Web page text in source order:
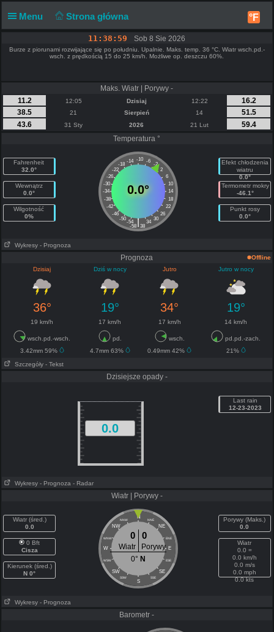
Menu Strona główna °F
11:38:59 Sob 8 Sie 2026
Burze z piorunami rozwijające się po południu. Upalnie. Maks. temp. 36 °C. Wiatr wsch.pd.-
wsch. z prędkością 15 do 25 km/h. Możliwe op. deszczu 60%.
Maks. Wiatr | Porywy -
11.2
12:05 Dzisiaj 12:22
16.2
38.5
21 Sierpień 14
51.5
43.6
31 Sty 2026 21 Lut
59.4
Temperatura °
Fahrenheit
32.0°
Wewnątrz
0.0°
Wilgotność
0%
-10
-14 -6
-18
-2
-22
2
-26
6
-30
10
-34
14
-38
18
-42
22
-46
26
-50
30
-54 34
|
-58 38
0.0°
Efekt chłodzenia
wiatru
0.0°
Termometr mokry
-46.1°
Punkt rosy
0.0°
Wykresy - Prognoza
Prognoza
Offline
Dzisiaj
Dziś w nocy Jutro Jutro w nocy
36° 19° 34° 19°
19 km/h 17 km/h 17 km/h 14 km/h
wsch.pd.-wsch. pd. wsch.
pd.pd.-zach.
3.42mm 59%
4.7mm 63% 0.49mm 42%
21%
Szczegóły - Tekst
Dzisiejsze opady -
0.0
Last rain
12-23-2023
Wykresy - Prognoza - Radar
Wiatr | Porywy -
Wiatr (śred.)
0.0
0 Bft
Cisza
Kierunek (śred.)
N 0°
N
NNW NNE
NW NE
WNW ENE
W E
WSW ESE
SW SE
SSW SSE
S
0 0
Wiatr
Porywy
0° N
Porywy (Maks.)
0.0
Wiatr
0.0 =
0.0 km/h
0.0 m/s
0.0 mph
0.0 kts
Wykresy - Prognoza
Barometr -